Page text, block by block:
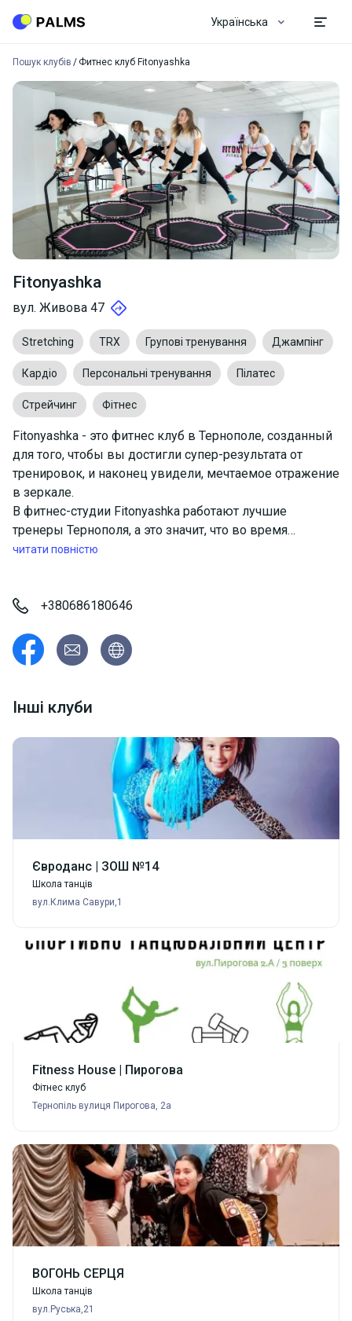
Українська
Пошук клубів Фитнес клуб Fitonyashka
Fitonyashka
вул. Живова 47
Stretching TRX Групові тренування Джампінг
Кардіо Персональні тренування Пілатес
Стрейчинг Фітнес
Fitonyashka - это фитнес клуб в Тернополе, созданный
для того, чтобы вы достигли супер-результата от
тренировок, и наконец увидели, мечтаемое отражение
в зеркале.
В фитнес-студии Fitonyashka работают лучшие
тренеры Тернополя, а это значит, что во время
тренировок вы получите помощь, опыт и мотивацию
получил то, за чем пришел, не меньше. Каждая
фитнес-студиях - это отдельный и совершенно
спланированный процесс, благодаря которому вы еще
Здоровое и красивое тело уже далеко не относится к
прихоти моды. Прежде всего, это признак успешного
и уверенного в себе человека. Если вы еще только
мечтаете об этом, скорее обращайтесь в фитнес-
студию, здесь вам обязательно помогут!
читати повністю
+380686180646
Інші клуби
Євроданс | ЗОШ №14
Школа танців
вул.Клима Савури,1
Fitness House | Пирогова
Фітнес клуб
Тернопіль вулиця Пирогова, 2а
ВОГОНЬ СЕРЦЯ
Школа танців
вул.Руська,21